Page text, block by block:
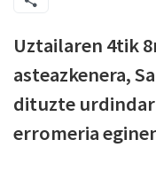
Uztailaren 4tik
asteazkenera,
dituzte
erromeria